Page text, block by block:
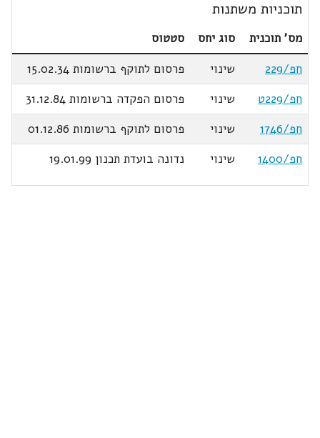
תוכניות משתנות
מס' תוכנית סוג יחס
סטטוס
חפ/229
שינוי
פרסום לתוקף ברשומות 15.02.34
חפ/229ט
שינוי
פרסום הפקדה ברשומות 31.12.84
חפ/1746
שינוי
פרסום לתוקף ברשומות 01.12.86
חפ/1400
שינוי נדונה בועדת תכנון 19.01.99